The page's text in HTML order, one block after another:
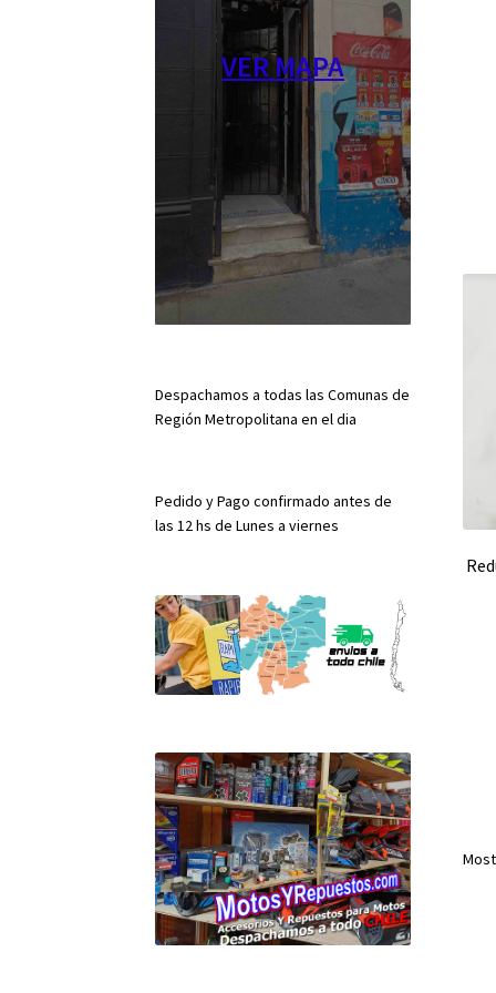
VER MAPA
Despachamos a todas las Comunas de
Región Metropolitana en el dia
Pedido y Pago confirmado antes de
las 12 hs de Lunes a viernes